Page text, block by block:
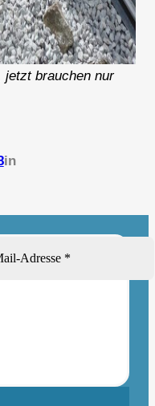
jetzt brauchen nur
in